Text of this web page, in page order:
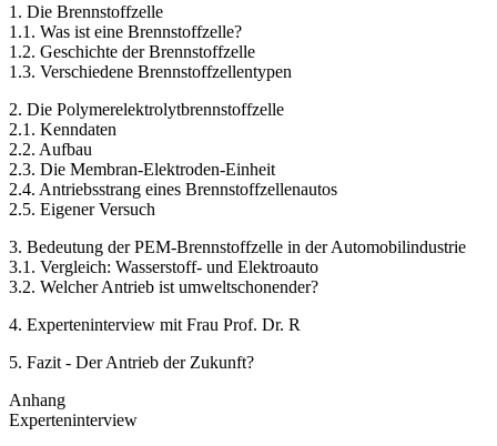
1. Die Brennstoffzelle
1.1. Was ist eine Brennstoffzelle?
1.2. Geschichte der Brennstoffzelle
1.3. Verschiedene Brennstoffzellentypen
2. Die Polymerelektrolytbrennstoffzelle
2.1. Kenndaten
2.2. Aufbau
2.3. Die Membran-Elektroden-Einheit
2.4. Antriebsstrang eines Brennstoffzellenautos
2.5. Eigener Versuch
3. Bedeutung der PEM-Brennstoffzelle in der Automobilindustrie
3.1. Vergleich: Wasserstoff- und Elektroauto
3.2. Welcher Antrieb ist umweltschonender?
4. Experteninterview mit Frau Prof. Dr. R
5. Fazit - Der Antrieb der Zukunft?
Anhang
Experteninterview